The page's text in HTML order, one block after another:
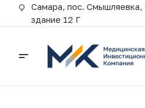
Самара, пос. Смышляевка,
здание 12 Г